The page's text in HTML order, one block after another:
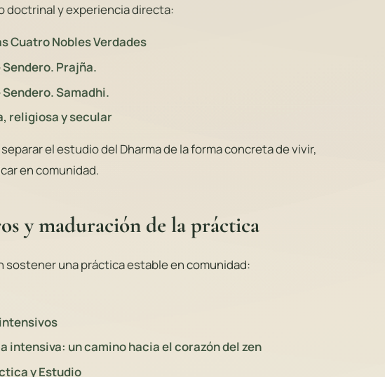
doctrinal y experiencia directa:
Cuatro Nobles Verdades
Prajña.
Samadhi.
religiosa y secular
el estudio del Dharma de la forma concreta de vivir,
en comunidad.
y maduración de la práctica
sostener una práctica estable en comunidad:
intensiva: un camino hacia el corazón del zen
y Estudio